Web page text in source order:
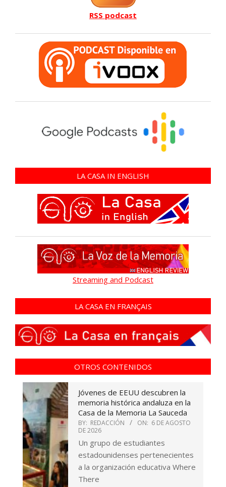
RSS podcast
LA CASA IN ENGLISH
Streaming and Podcast
LA CASA EN FRANÇAIS
OTROS CONTENIDOS
Jóvenes de EEUU descubren la
memoria histórica andaluza en la
Casa de la Memoria La Sauceda
BY: REDACCIÓN ON: 6 DE AGOSTO
DE 2026
Un grupo de estudiantes
estadounidenses pertenecientes
a la organización educativa Where
There